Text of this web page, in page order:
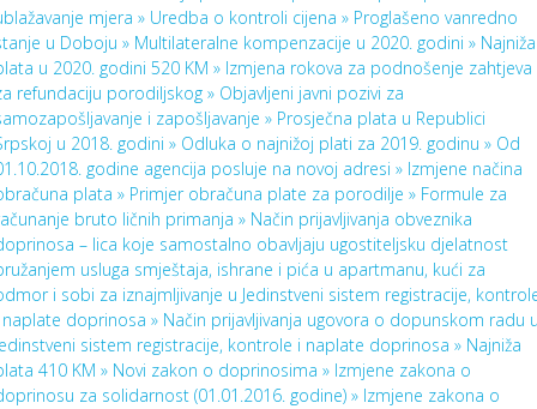
mjera » Uredba o kontroli cijena » Proglašeno vanredno
u Doboju » Multilateralne kompenzacije u 2020. godini » Najniža
u 2020. godini 520 KM » Izmjena rokova za podnošenje zahtjeva
refundaciju porodiljskog » Objavljeni javni pozivi za
i zapošljavanje » Prosječna plata u Republici
u 2018. godini » Odluka o najnižoj plati za 2019. godinu » Od
godine agencija posluje na novoj adresi » Izmjene načina
plata » Primjer obračuna plate za porodilje » Formule za
bruto ličnih primanja » Način prijavljivanja obveznika
– lica koje samostalno obavljaju ugostiteljsku djelatnost
usluga smještaja, ishrane i pića u apartmanu, kući za
i sobi za iznajmljivanje u Jedinstveni sistem registracije,
doprinosa » Način prijavljivanja ugovora o dopunskom radu
sistem registracije, kontrole i naplate doprinosa » Najniža
410 KM » Novi zakon o doprinosima » Izmjene zakona o
za solidarnost (01.01.2016. godine) » Izmjene zakona o